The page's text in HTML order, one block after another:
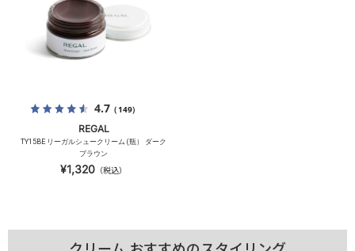
4.7（149）
REGAL
TY15BE リーガルシュークリーム (瓶） ダーク
ブラウン
¥1,320 （税込）